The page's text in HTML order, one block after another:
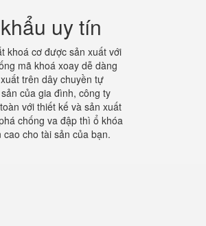
uy tín
khoá cơ được sản xuất với
mã khoá xoay dễ dàng
trên dây chuyền tự
của gia đình, công ty
với thiết kế và sản xuất
chống va đập thì ổ khóa
cho tài sản của bạn.